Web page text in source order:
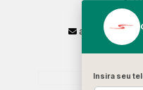
Insira seu